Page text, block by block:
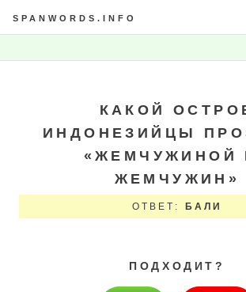
SPANWORDS.INFO
КАКОЙ
ИНДОНЕЗИЙЦЫ
«ЖЕМЧУЖИНОЙ
ЖЕМЧУЖИН»
ОТВЕТ: БАЛИ
ПОДХОДИТ?